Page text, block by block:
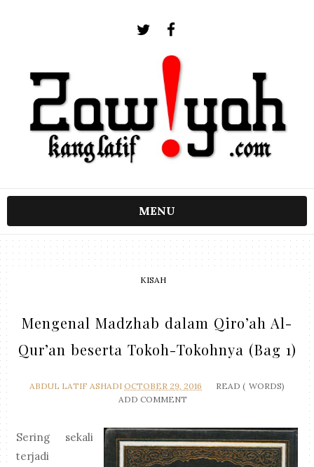
MENU
KISAH
Mengenal Madzhab dalam Qiro’ah Al-
Qur’an beserta Tokoh-Tokohnya (Bag 1)
ABDUL LATIF ASHADI OCTOBER 29, 2016 READ ( WORDS)
ADD COMMENT
Sering sekali
terjadi